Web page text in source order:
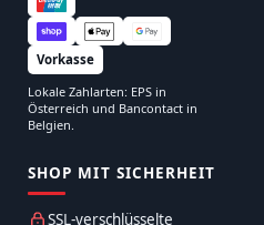
Vorkasse
Lokale Zahlarten: EPS in
Österreich und Bancontact in
Belgien.
SHOP MIT SICHERHEIT
SSL-verschlüsselte